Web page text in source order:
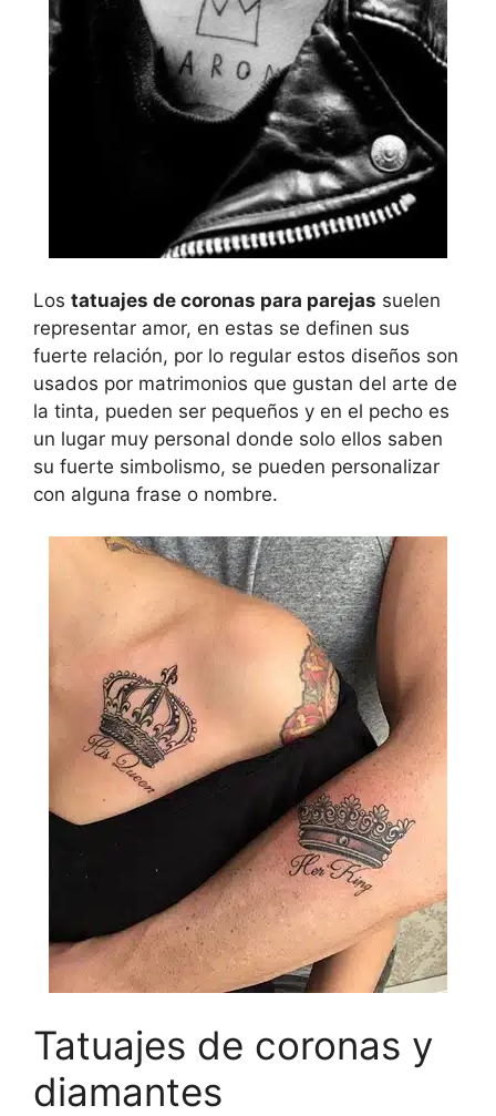
Los tatuajes de coronas para parejas suelen
representar amor, en estas se definen sus
fuerte relación, por lo regular estos diseños son
usados por matrimonios que gustan del arte de
la tinta, pueden ser pequeños y en el pecho es
un lugar muy personal donde solo ellos saben
su fuerte simbolismo, se pueden personalizar
con alguna frase o nombre.
Tatuajes de coronas y
diamantes